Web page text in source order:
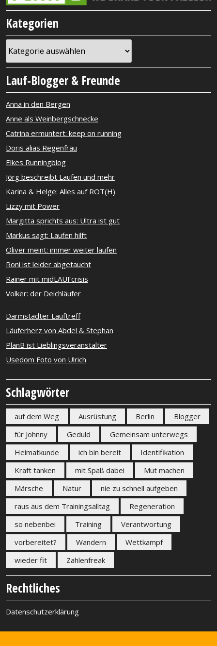
Kategorien
Lauf-Blogger & Freunde
Anna in den Bergen
Anne als Weinbergschnecke
Catrina ermuntert: keep on running
Doris alias Regenfrau
Elkes Runningblog
Jörg beschreibt Laufen und mehr
Karina & Helge: Alles auf ROT(H)
Lizzy mit Power
Margitta sprichts aus: Ultra ist gut
Markus sagt: Laufen hilft
Oliver meint: immer weiter laufen
Roni ist leider abgetaucht
Rainer mit midLAUFcrisis
Volker: der Deichläufer
Darmstädter Lauftreff
Läuferherz von Abdel & Stephan
PlanB ist Lieblingsveranstalter
Usedom Foto von Ulrich
Schlagwörter
auf dem Weg Ausrüstung Berlin
Blogger
für Johnny
Geduld
Gemeinsam unterwegs
Heimatkunde
ich bin bereit
Identifikation
Kraft tanken
mit Spaß dabei
Mut machen
Märsche
Natur
nie zu schnell aufgeben
raus aus dem Trainingsalltag
Regeneration
so nebenbei
Training
Verantwortung
vorbereitet?
Wandern
Wettkampf
wieder fit
Zahlenfreak
Rechtliches
Datenschutzerklärung